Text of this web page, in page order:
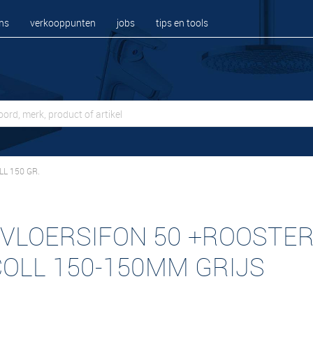
verkooppunten jobs tips en tools
150 GR.
50 +ROOSTER
150-150MM GRIJS